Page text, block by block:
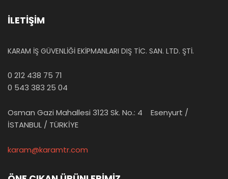
İLETİŞİM
KARAM İŞ GÜVENLİĞİ EKİPMANLARI DIŞ TİC. SAN. LTD. ŞTİ.
0 212 438 75 71
0 543 383 25 04
Osman Gazi Mahallesi 3123 Sk. No.: 4 Esenyurt /
İSTANBUL / TÜRKİYE
karam@karamtr.com